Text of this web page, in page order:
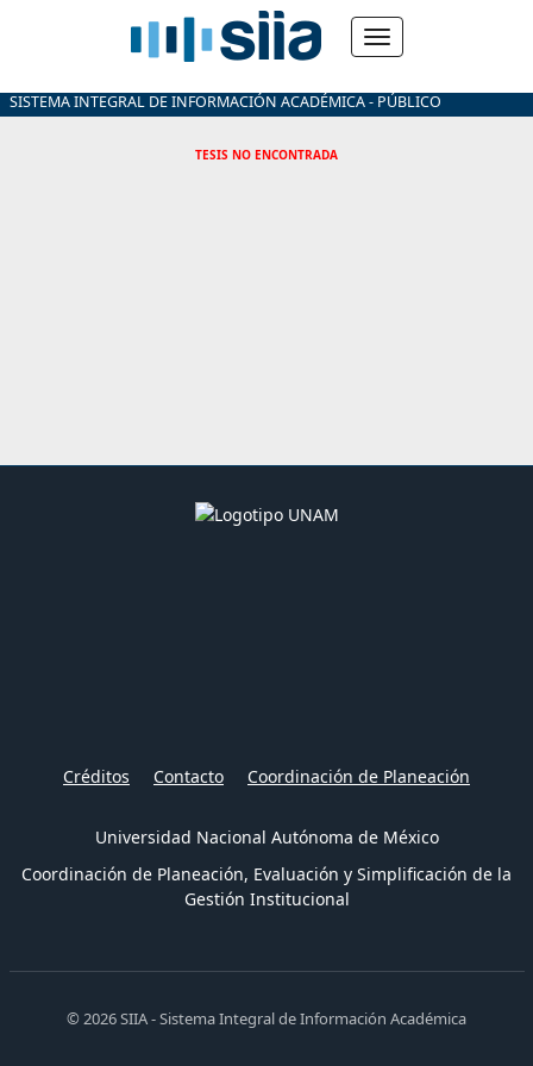
SISTEMA INTEGRAL DE INFORMACIÓN ACADÉMICA - PÚBLICO
TESIS NO ENCONTRADA
Créditos Contacto Coordinación de Planeación
Universidad Nacional Autónoma de México
Coordinación de Planeación, Evaluación y Simplificación de la
Gestión Institucional
© 2026 SIIA - Sistema Integral de Información Académica